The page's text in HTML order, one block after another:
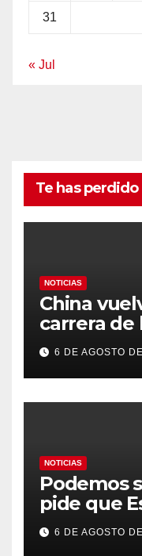
31
« Jul
Te has perdido
NOTICIAS
China
carrera de
modelo
durante
humana
6 DE AGOSTO
NOTICIAS
Podemos
pide que
el Mundial
Marruecos
6 DE AGOSTO